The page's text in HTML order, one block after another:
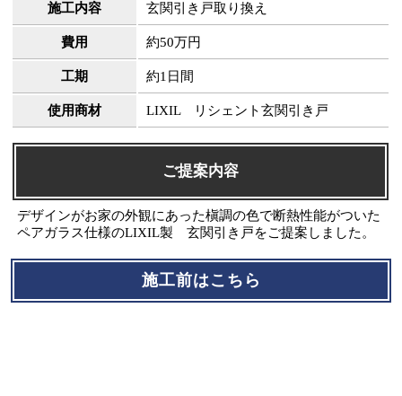
施工内容 玄関引き戸取り換え
費用 約50万円
工期 約1日間
使用商材 LIXIL リシェント玄関引き戸
ご提案内容
デザインがお家の外観にあった槇調の色で断熱性能がついた
ペアガラス仕様のLIXIL製 玄関引き戸をご提案しました。
施工前はこちら